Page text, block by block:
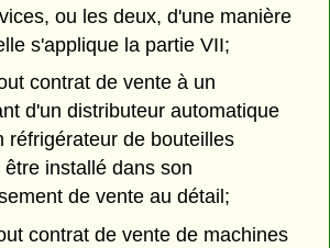
ou les deux, d'une manière
s'applique la partie VII;
contrat de vente à un
d'un distributeur automatique
réfrigérateur de bouteilles
être installé dans son
de vente au détail;
contrat de vente de machines